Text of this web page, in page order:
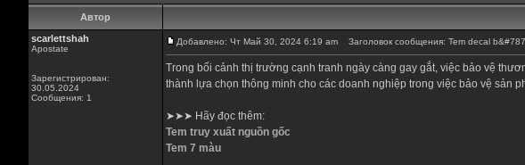
Автор
scarlettshah
Apostate
Зарегистрирован:
30.05.2024
Сообщения: 1
Добавлено: Чт Май 30, 2024 6:19 am Заголовок сообщения: Tem decal
Trong bối cảnh thị trường cạnh tranh ngày càng gay gắt, việc bảo vệ
thành lựa chọn thông minh cho các doanh nghiệp trong việc bảo vệ sản
➤➤➤ Hãy đọc thêm:
Tem truy xuất nguồn gốc
Tem 7 màu